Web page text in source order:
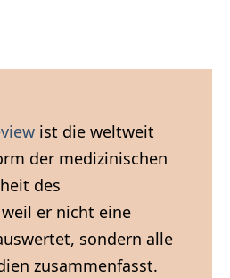
ist die weltweit
der medizinischen
des
er nicht eine
sondern alle
zusammenfasst.